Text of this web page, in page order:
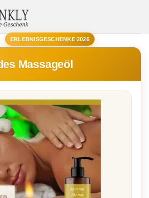
ERLEBNISGESCHENKE 2026
Massageöl